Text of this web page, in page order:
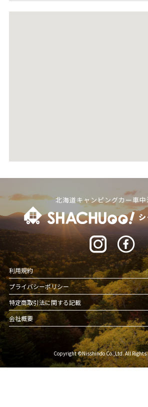
北海道キャンピングカー車
利用規約
プライバシーポリシー
特定商取引法に関する記載
会社概要
Copyright ©Nisshindo Co.,Ltd. All Rights